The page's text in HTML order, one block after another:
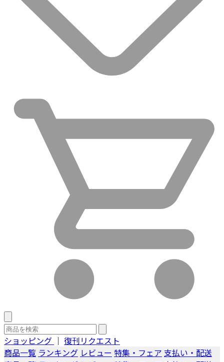
ショッピング ｜ 復刊リクエスト
商品一覧 ランキング レビュー 特集・フェア 支払い・配送